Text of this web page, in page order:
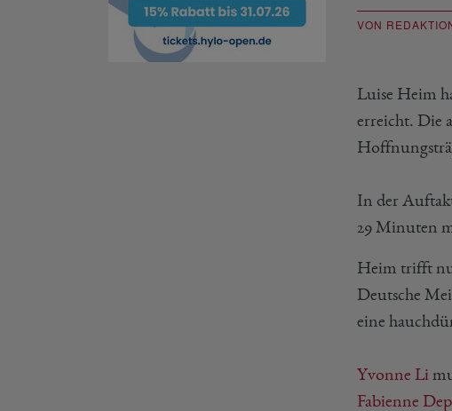
VON
Luise Heim
erreicht. Die
In der
29 Minuten
Heim trifft
Deutsche
eine
Yvonne Li
Fabienne